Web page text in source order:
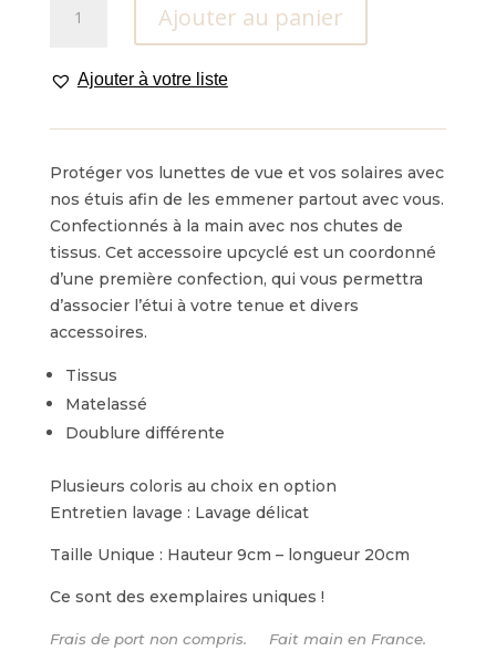
Lunettes
Ajouter au panier
Ajouter à votre liste
Protéger vos lunettes de vue et vos solaires avec
nos étuis afin de les emmener partout avec vous.
Confectionnés à la main avec nos chutes de
tissus. Cet accessoire upcyclé est un coordonné
d’une première confection, qui vous permettra
d’associer l’étui à votre tenue et divers
accessoires.
Tissus
Matelassé
Doublure différente
Plusieurs coloris au choix en option
Entretien lavage : Lavage délicat
Taille Unique : Hauteur 9cm – longueur 20cm
Ce sont des exemplaires uniques !
Frais de port non compris. Fait main en France.